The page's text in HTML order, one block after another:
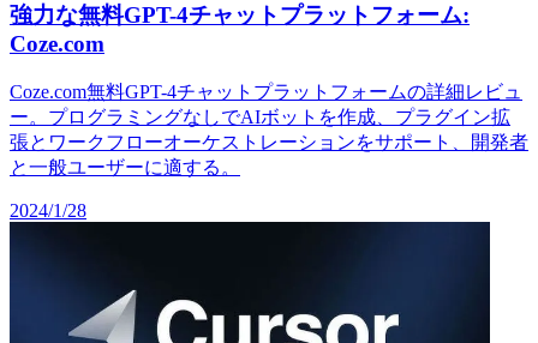
強力な無料GPT-4チャットプラットフォーム:
Coze.com
Coze.com無料GPT-4チャットプラットフォームの詳細レビュ
ー。プログラミングなしでAIボットを作成、プラグイン拡
張とワークフローオーケストレーションをサポート、開発者
と一般ユーザーに適する。
2024/1/28